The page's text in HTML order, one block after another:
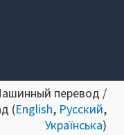
перевод /
(English, Русский,
Українська)